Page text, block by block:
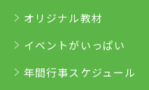
オリジナル教材
イベントがいっぱい
年間行事スケジュール